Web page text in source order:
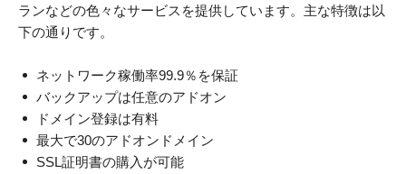
ランなどの色々なサービスを提供しています。主な特徴は以
下の通りです。
ネットワーク稼働率99.9％を保証
バックアップは任意のアドオン
ドメイン登録は有料
最大で30のアドオンドメイン
SSL証明書の購入が可能